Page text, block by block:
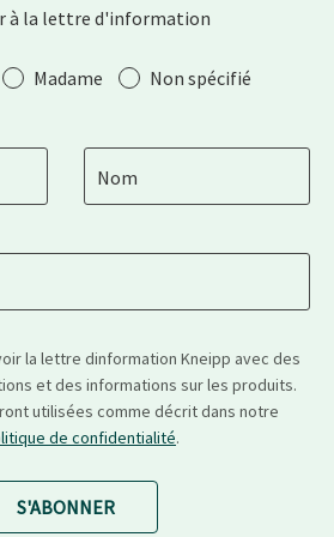
à la lettre d'information
Madame Non spécifié
Nom
la lettre dinformation Kneipp avec des
et des informations sur les produits.
utilisées comme décrit dans notre
de confidentialité.
S'ABONNER